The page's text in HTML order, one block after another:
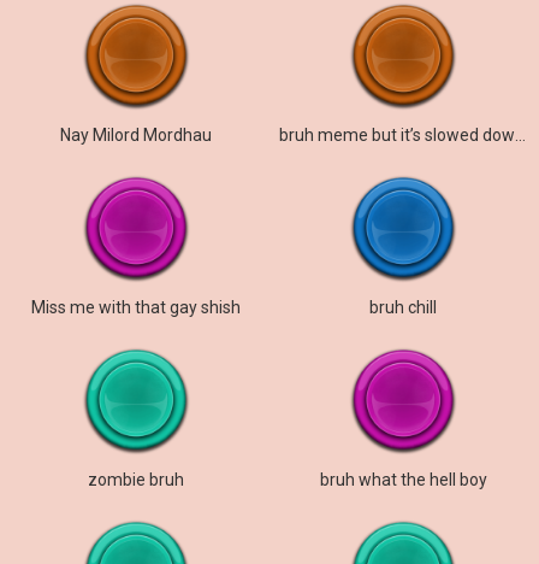
Nay Milord Mordhau
Miss me with that gay shish bruh chill
zombie bruh bruh what the hell boy